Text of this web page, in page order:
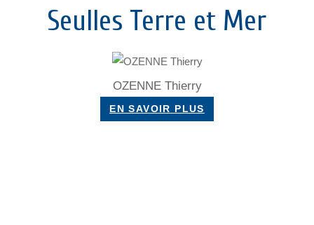
Seulles Terre et Mer
OZENNE Thierry
EN SAVOIR PLUS